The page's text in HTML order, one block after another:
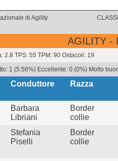
di Agility
AGILITY -
2.8 TPS: 55 TPM: 90 Ostacoli: 19
1 (5.56%) Eccellente: 0 (0%) Molto
Conduttore Razza
Barbara
Libriani
Border
collie
Stefania
Piselli
Border
collie